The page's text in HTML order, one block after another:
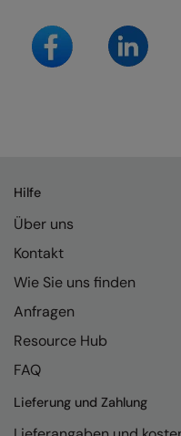
Spiro Recycled
Splashmacs
The Christmas Shop
Tee Jays
Tombo
Towel City
TriDri®
Under Armour
Hilfe
Über uns
Kontakt
Wie Sie uns finden
Anfragen
Resource Hub
FAQ
Lieferung und Zahlung